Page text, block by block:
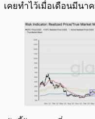
เคยทำไว้เมื่อเดือนมีนา